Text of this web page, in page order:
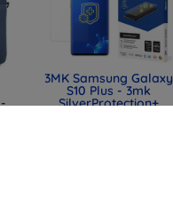
3MK Samsung Galaxy
S10 Plus - 3mk
SilverProtection+